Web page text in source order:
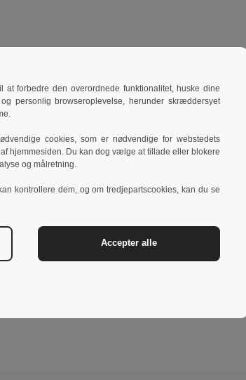
forbedre den overordnede funktionalitet, huske dine
personlig browseroplevelse, herunder skræddersyet
cookies, som er nødvendige for webstedets
hjemmesiden. Du kan dog vælge at tillade eller blokere
og målretning.
kontrollere dem, og om tredjepartscookies, kan du se
Accepter alle